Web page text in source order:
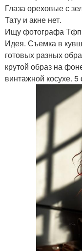
Глаза ореховые с
Тату и акне нет.
Ищу фотографа
Идея. Съемка в
готовых разных
крутой образ на
винтажной косухе. 5